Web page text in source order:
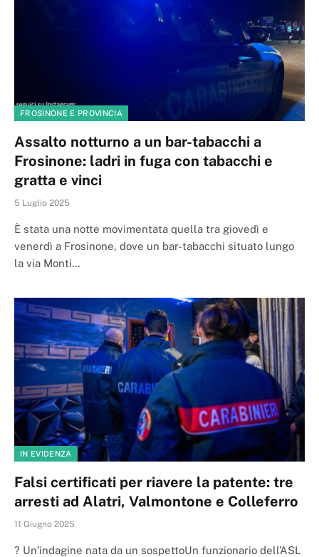
FROSINONE E PROVINCIA
Assalto notturno a un bar-tabacchi a
Frosinone: ladri in fuga con tabacchi e
gratta e vinci
5 Luglio 2025
È stata una notte movimentata quella tra giovedì e
venerdì a Frosinone, dove un bar-tabacchi situato lungo
la via Monti…
IN EVIDENZA
Falsi certificati per riavere la patente: tre
arresti ad Alatri, Valmontone e Colleferro
11 Giugno 2025
? Un’indagine nata da un sospettoUn funzionario dell’ASL